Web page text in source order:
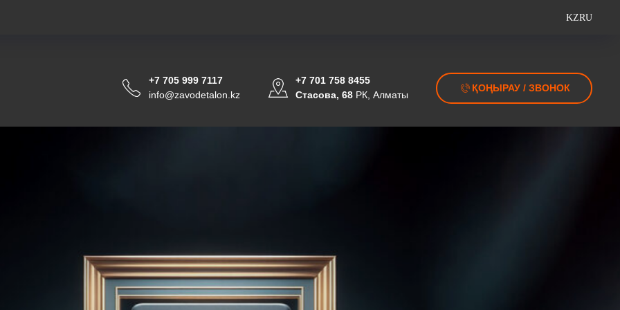
KZRU
+7 705 999 7117
info@zavodetalon.kz
+7 701 758 8455
Стасова, 68 РК, Алматы
ҚОҢЫРАУ / ЗВОНОК